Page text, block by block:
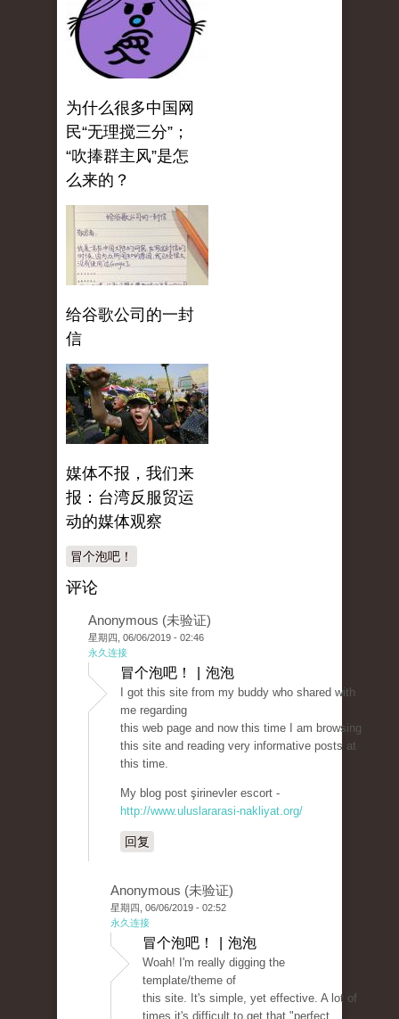
为什么很多中国网
民“无理搅三分”；
“吹捧群主风”是怎
么来的？
给谷歌公司的一封
信
媒体不报，我们来
报：台湾反服贸运
动的媒体观察
冒个泡吧！
评论
Anonymous (未验证)
星期四, 06/06/2019 - 02:46
永久连接
冒个泡吧！ | 泡泡
I got this site from my buddy who shared with
me regarding
this web page and now this time I am browsing
this site and reading very informative posts at
this time.
My blog post şirinevler escort -
http://www.uluslararasi-nakliyat.org/
回复
Anonymous (未验证)
星期四, 06/06/2019 - 02:52
永久连接
冒个泡吧！ | 泡泡
Woah! I'm really digging the
template/theme of
this site. It's simple, yet effective. A lot of
times it's difficult to get that "perfect